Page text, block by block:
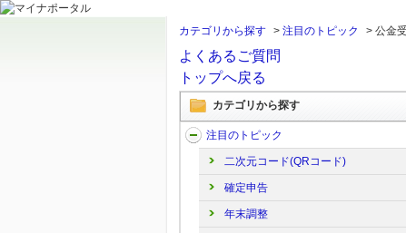
カテゴリから探す > 注目のトピック > 公金
よくあるご質問
トップへ戻る
カテゴリから探す
注目のトピック
二次元コード(QRコード)
確定申告
年末調整